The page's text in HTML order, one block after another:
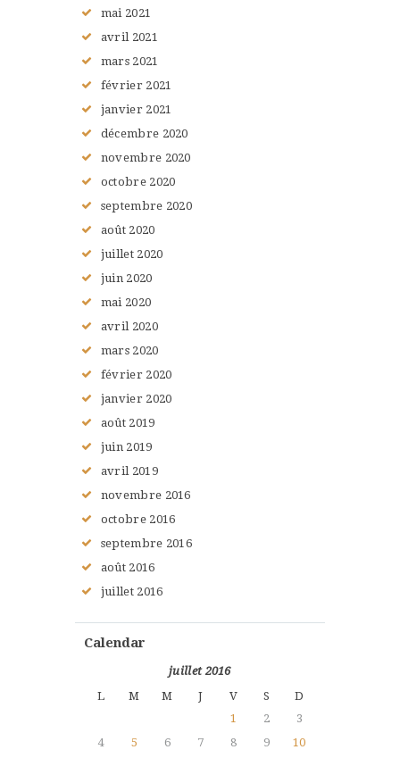
mai 2021
avril 2021
mars 2021
février 2021
janvier 2021
décembre 2020
novembre 2020
octobre 2020
septembre 2020
août 2020
juillet 2020
juin 2020
mai 2020
avril 2020
mars 2020
février 2020
janvier 2020
août 2019
juin 2019
avril 2019
novembre 2016
octobre 2016
septembre 2016
août 2016
juillet 2016
Calendar
juillet 2016
L
M M J V S
D
1
2
3
4
5 6 7 8 9
10